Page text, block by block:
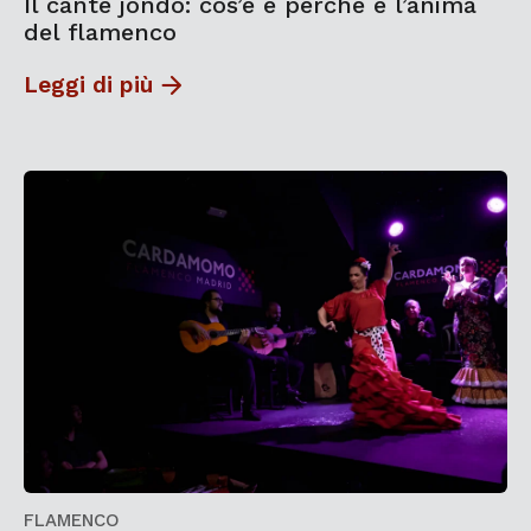
del flamenco
Leggi di più
FLAMENCO